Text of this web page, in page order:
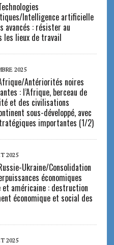
Intelligence artificielle
avancés : résister au
les lieux de travail
2025
Antériorités noires
: l’Afrique, berceau de
et des civilisations
sous-développé, avec
importantes (1/2)
2025
Ukraine/Consolidation
économiques
et américaine : destruction
économique et social des
2025